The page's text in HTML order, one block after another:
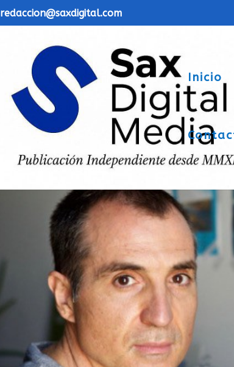
redaccion@saxdigital.com
Inicio